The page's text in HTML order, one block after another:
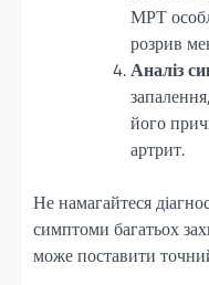
МРТ
розрив
Аналіз
його
артрит.
Не намагайтеся
симптоми багатьох
може поставити